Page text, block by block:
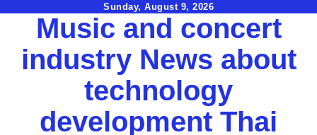
Sunday, August 9, 2026
Music and concert
industry News about
technology
development Thai